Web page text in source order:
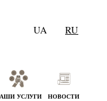
UA RU
УСЛУГИ НОВОСТИ